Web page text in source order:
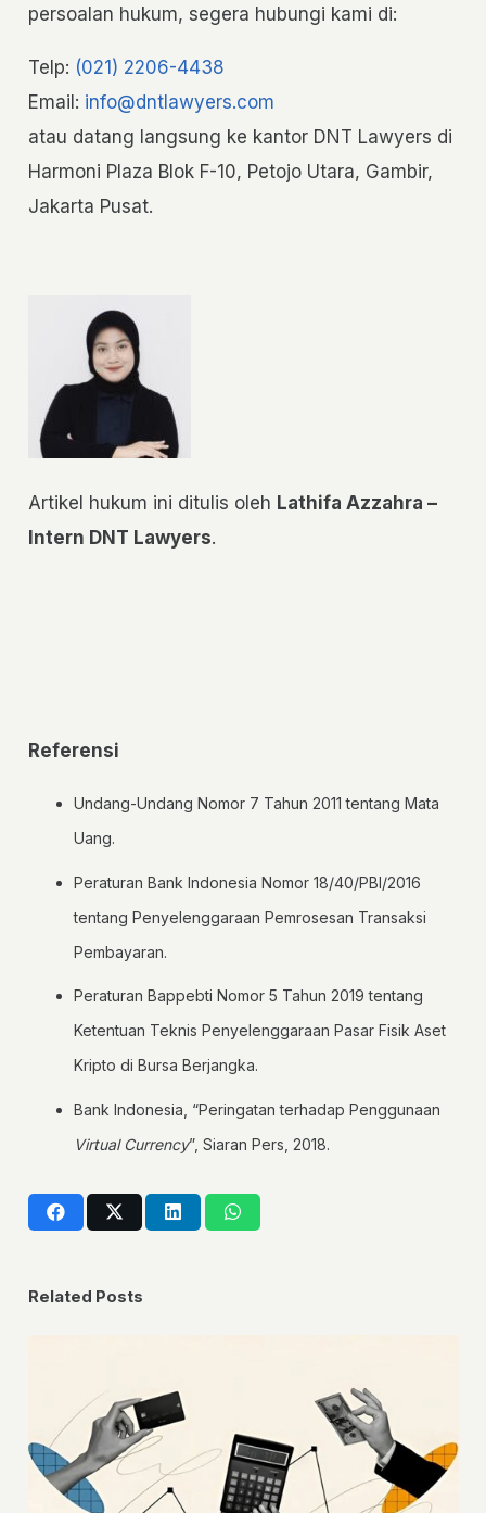
persoalan hukum, segera hubungi kami di:
Telp: (021) 2206-4438
Email: info@dntlawyers.com
atau datang langsung ke kantor DNT Lawyers di
Harmoni Plaza Blok F-10, Petojo Utara, Gambir,
Jakarta Pusat.
Artikel hukum ini ditulis oleh Lathifa Azzahra –
Intern DNT Lawyers.
Referensi
Undang-Undang Nomor 7 Tahun 2011 tentang Mata
Uang.
Peraturan Bank Indonesia Nomor 18/40/PBI/2016
tentang Penyelenggaraan Pemrosesan Transaksi
Pembayaran.
Peraturan Bappebti Nomor 5 Tahun 2019 tentang
Ketentuan Teknis Penyelenggaraan Pasar Fisik Aset
Kripto di Bursa Berjangka.
Bank Indonesia, “Peringatan terhadap Penggunaan
Virtual Currency”, Siaran Pers, 2018.
Related Posts